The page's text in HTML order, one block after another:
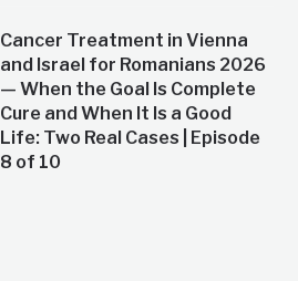
Cancer Treatment in Vienna
and Israel for Romanians 2026
— When the Goal Is Complete
Cure and When It Is a Good
Life: Two Real Cases | Episode
8 of 10